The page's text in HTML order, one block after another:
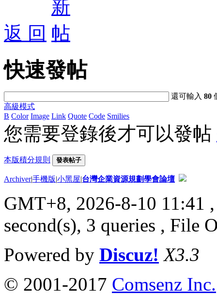
返 回
快速發帖
還可輸入80
高級模式
B Color Image Link Quote Code Smilies
您需要登錄後才可以發帖
本版積分規則 發表帖子
Archiver|手機版|小黑屋|台灣企業資源規劃學會論壇
GMT+8, 2026-8-10 11:41
second(s), 3 queries , File
Powered by Discuz! X3.3
© 2001-2017 Comsenz Inc.